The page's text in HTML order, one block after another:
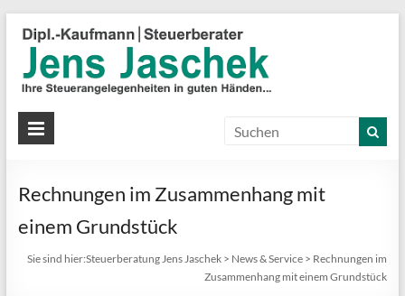
Rechnungen im Zusammenhang mit
einem Grundstück
Sie sind hier:Steuerberatung Jens Jaschek > News & Service > Rechnungen im
Zusammenhang mit einem Grundstück